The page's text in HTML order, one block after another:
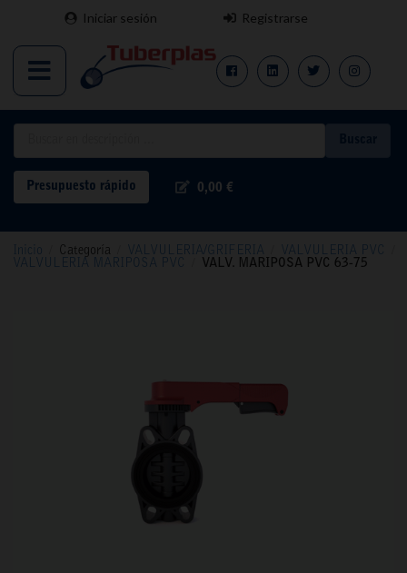
Iniciar sesión Registrarse
Presupuesto rápido 0,00 €
Inicio Categoría VALVULERIA/GRIFERIA VALVULERIA PVC
VALVULERIA MARIPOSA PVC VALV. MARIPOSA PVC 63-75